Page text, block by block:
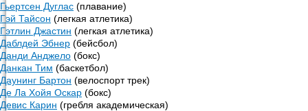
Гьертсен Дуглас (плавание)
Гэй Тайсон (легкая атлетика)
Гэтлин Джастин (легкая атлетика)
Даблдей Эбнер (бейсбол)
Данди Анджело (бокс)
Данкан Тим (баскетбол)
Даунинг Бартон (велоспорт трек)
Де Ла Хойя Оскар (бокс)
Девис Карин (гребля академическая)